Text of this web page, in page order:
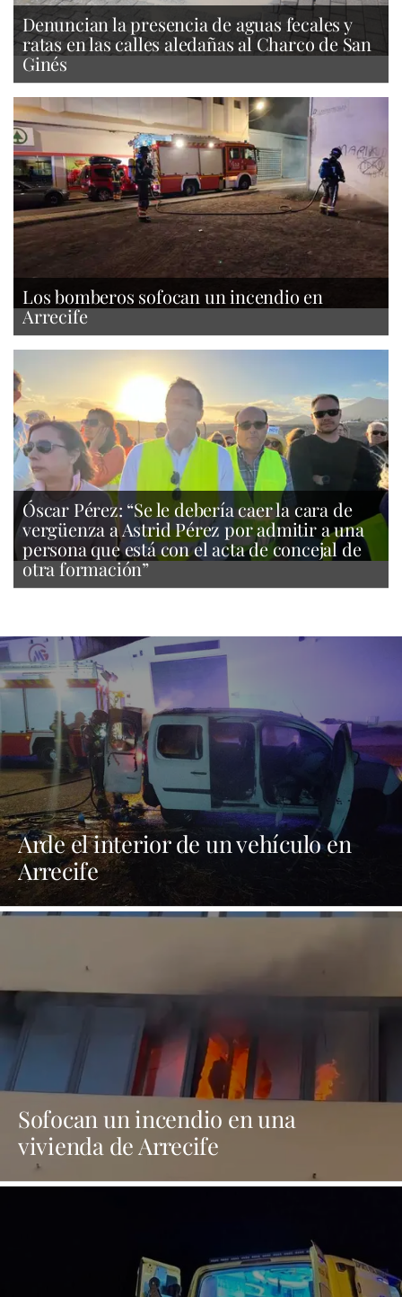
Denuncian la presencia de aguas fecales y
ratas en las calles aledañas al Charco de San
Ginés
Los bomberos sofocan un incendio en
Arrecife
Óscar Pérez: “Se le debería caer la cara de
vergüenza a Astrid Pérez por admitir a una
persona que está con el acta de concejal de
otra formación”
Arde el interior de un vehículo en
Arrecife
Sofocan un incendio en una
vivienda de Arrecife